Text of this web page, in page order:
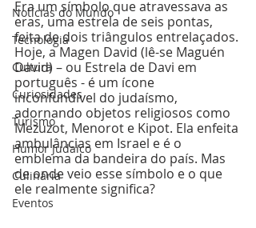
Notícias do Mundo
Tecnologia
Cultura
Curiosidades
Turismo
Humor Judaico
Culinária
Eventos
Era um símbolo que atravessava as
eras, uma estrela de seis pontas,
feita de dois triângulos entrelaçados.
Hoje, a Magen David (lê-se Maguén
David) – ou Estrela de Davi em
português - é um ícone
inconfundível do judaísmo,
adornando objetos religiosos como
Mezuzot, Menorot e Kipot. Ela enfeita
ambulâncias em Israel e é o
emblema da bandeira do país. Mas
de onde veio esse símbolo e o que
ele realmente significa?